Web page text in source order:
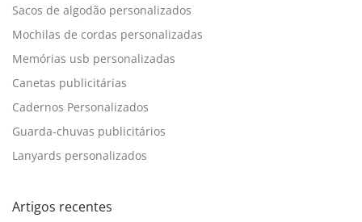
Sacos de algodão personalizados
Mochilas de cordas personalizadas
Memórias usb personalizadas
Canetas publicitárias
Cadernos Personalizados
Guarda-chuvas publicitários
Lanyards personalizados
Artigos recentes